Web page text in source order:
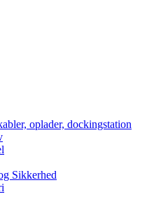
oplader, dockingstation
Sikkerhed